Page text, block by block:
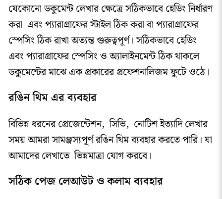
যেকোনো ডকুমেন্ট লেখার ক্ষেত্রে সঠিকভাবে হেডিং নির্ধারণ
করা এবং প্যারাগ্রাফের স্টাইল ঠিক করা বা প্যারাগ্রাফের
স্পেসিং ঠিক রাখা অত্যন্ত গুরুত্বপূর্ণ। সঠিকভাবে হেডিং
এবং প্যারাগ্রাফের স্পেসিং ও অ্যালাইনমেন্ট ঠিক থাকলে
ডকুমেন্টের মাঝে এক প্রকারের প্রফেশনালিজম ফুটে ওঠে।
রঙিন থিম এর ব্যবহার
বিভিন্ন ধরনের প্রেজেন্টেশন, সিভি, নোটিশ ইত্যাদি লেখার
সময় আমরা সামঞ্জস্যপূর্ণ রঙিন থিম ব্যবহার করতে পারি। যা
আমাদের লেখাতে ভিন্নমাত্রা যোগ করবে।
সঠিক পেজ লেআউট ও কলাম ব্যবহার